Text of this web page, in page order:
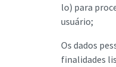
lo) para
usuário;
Os dados
finalidades